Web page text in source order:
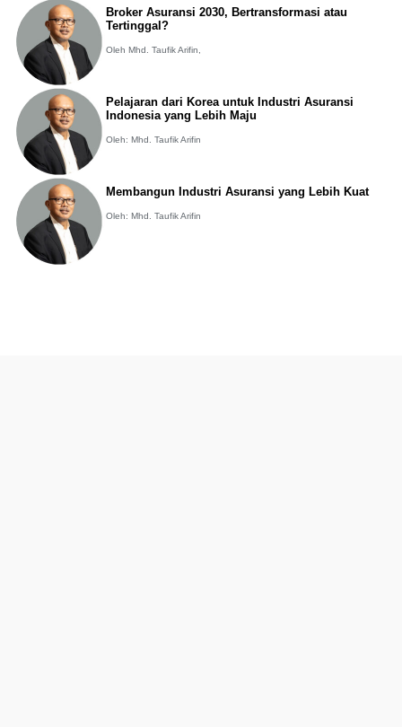
Broker Asuransi 2030, Bertransformasi atau
Tertinggal?
Oleh Mhd. Taufik Arifin,
Pelajaran dari Korea untuk Industri Asuransi
Indonesia yang Lebih Maju
Oleh: Mhd. Taufik Arifin
Membangun Industri Asuransi yang Lebih Kuat
Oleh: Mhd. Taufik Arifin